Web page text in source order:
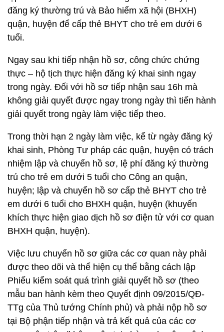
đăng ký thường trú và Bảo hiểm xã hội (BHXH)
quận, huyện để cấp thẻ BHYT cho trẻ em dưới 6
tuổi.
Ngay sau khi tiếp nhận hồ sơ, công chức chứng
thực – hộ tịch thực hiện đăng ký khai sinh ngay
trong ngày. Đối với hồ sơ tiếp nhận sau 16h mà
không giải quyết được ngay trong ngày thì tiến hành
giải quyết trong ngày làm việc tiếp theo.
Trong thời hạn 2 ngày làm việc, kể từ ngày đăng ký
khai sinh, Phòng Tư pháp các quận, huyện có trách
nhiệm lập và chuyển hồ sơ, lệ phí đăng ký thường
trú cho trẻ em dưới 5 tuổi cho Công an quận,
huyện; lập và chuyển hồ sơ cấp thẻ BHYT cho trẻ
em dưới 6 tuổi cho BHXH quận, huyện (khuyến
khích thực hiện giao dịch hồ sơ điện tử với cơ quan
BHXH quận, huyện).
Việc lưu chuyển hồ sơ giữa các cơ quan này phải
được theo dõi và thể hiện cụ thể bằng cách lập
Phiếu kiểm soát quá trình giải quyết hồ sơ (theo
mẫu ban hành kèm theo Quyết định 09/2015/QĐ-
TTg của Thủ tướng Chính phủ) và phải nộp hồ sơ
tại Bộ phận tiếp nhận và trả kết quả của các cơ